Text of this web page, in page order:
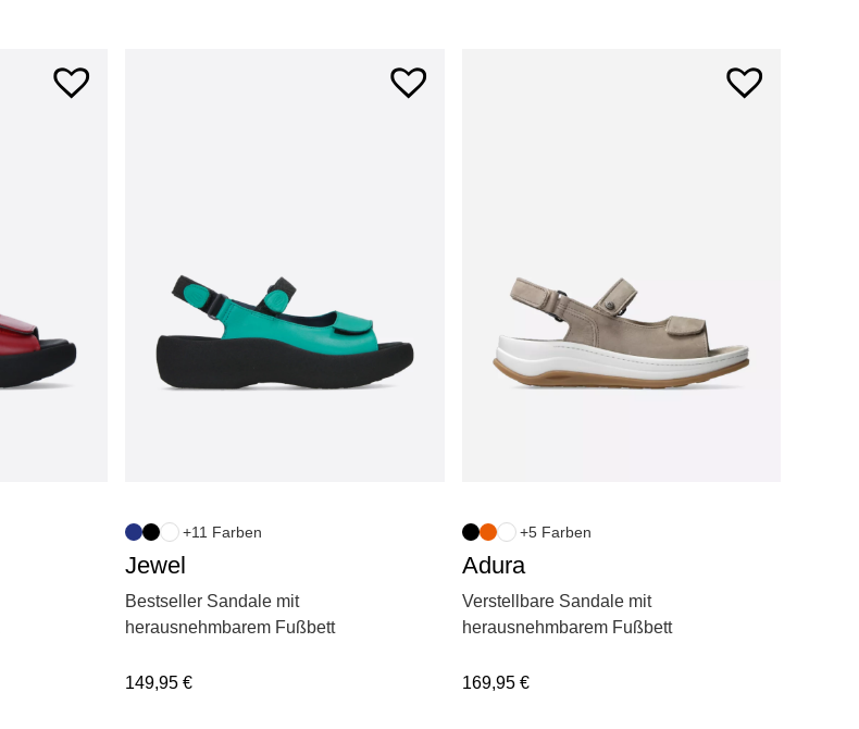
+11 Farben
Jewel
Bestseller Sandale mit
herausnehmbarem Fußbett
149,95€
+5 Farben
Adura
Verstellbare Sandale mit
herausnehmbarem Fußbett
169,95 €